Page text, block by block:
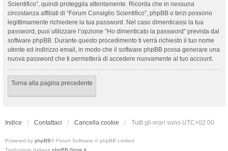
Scientifico”, quindi proteggila attentamente. Ricorda che in nessuna
circostanza affiliati di “Forum Consiglio Scientifico”, phpBB o terzi possono
legittimamente richiedere la tua password. Nel caso dimenticassi la tua
password, puoi utilizzare l’opzione “Ho dimenticato la password” prevista dal
software phpBB. Durante questo procedimento ti verrà richiesto il tuo nome
utente ed indirizzo email, in modo che il software phpBB possa generare una
nuova password che ti permetterà di accedere nuovamente al tuo account.
Torna alla pagina precedente
Indice Contattaci Cancella cookie Tutti gli orari sono UTC+02:00
Powered by phpBB® Forum Software © phpBB Limited
Traduzione Italiana phpBB-Store.it